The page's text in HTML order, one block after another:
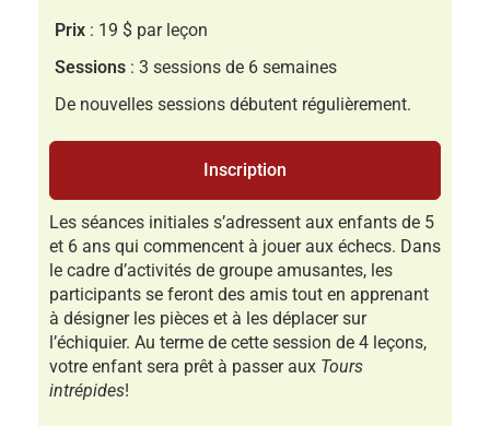
Prix : 19 $ par leçon
Sessions : 3 sessions de 6 semaines
De nouvelles sessions débutent régulièrement.
Inscription
Les séances initiales s’adressent aux enfants de 5
et 6 ans qui commencent à jouer aux échecs. Dans
le cadre d’activités de groupe amusantes, les
participants se feront des amis tout en apprenant
à désigner les pièces et à les déplacer sur
l’échiquier. Au terme de cette session de 4 leçons,
votre enfant sera prêt à passer aux Tours
intrépides!